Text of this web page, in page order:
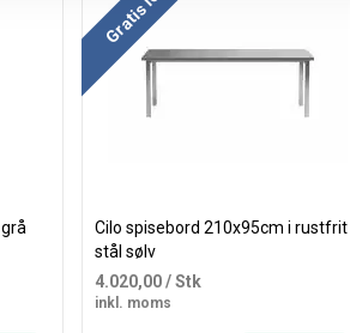
Cilo spisebord 210x95cm i rustfrit
stål sølv
4.020,00/ Stk
inkl. moms